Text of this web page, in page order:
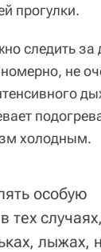
прогулки.
следить
не
холодным.
особую
тех
лыжах,